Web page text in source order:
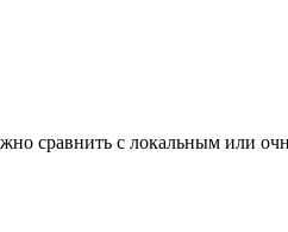
сравнить с локальным или